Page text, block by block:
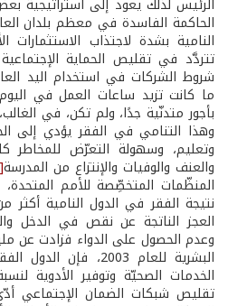
الحاكمة الفاسدة في معظم بلدان
النامية بشدة لاجتذاب الاستثمارات
تتردَّد في تقليص الحماية
شروط الشركات في استخدام اليد
بأجور متدنّية جدًا، ولم تكن، في
وهذا التنامي في الفقر يؤدي إلى
وتعليم، وسهولة التعرّض للمخاطر
والعنف والوفيات والإنتزاع من المدرسة[3]
العجز الناتجة عن نقص في الدخل
وعدم الحصول على الدواء فزادت عن
البشرية للعام 2003،
الخدمات الصحيّة وتوفير الأدوية
تقليص شبكات الضمان الإجتماعي